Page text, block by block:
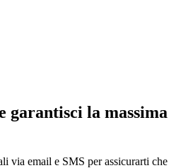
garantisci la massima
via email e SMS per assicurarti che